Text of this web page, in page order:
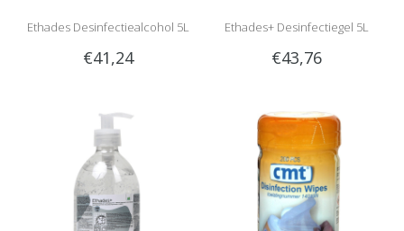
Ethades Desinfectiealcohol 5L
€41,24
Ethades+ Desinfectiegel 5L
€43,76